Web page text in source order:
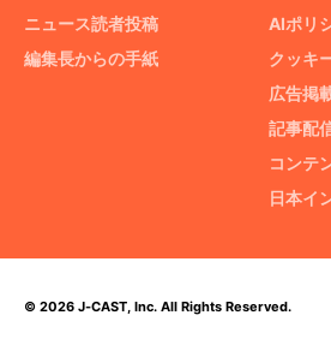
ニュース読者投稿
編集長からの手紙
AIポリ
クッキ
広告掲
記事配
コンテ
日本イ
© 2026 J-CAST, Inc. All Rights Reserved.